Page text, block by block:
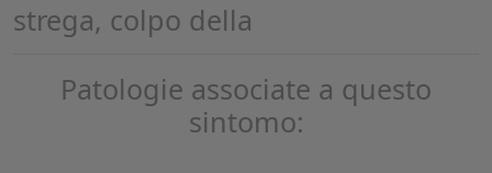
strega, colpo della
Patologie associate a questo
sintomo: